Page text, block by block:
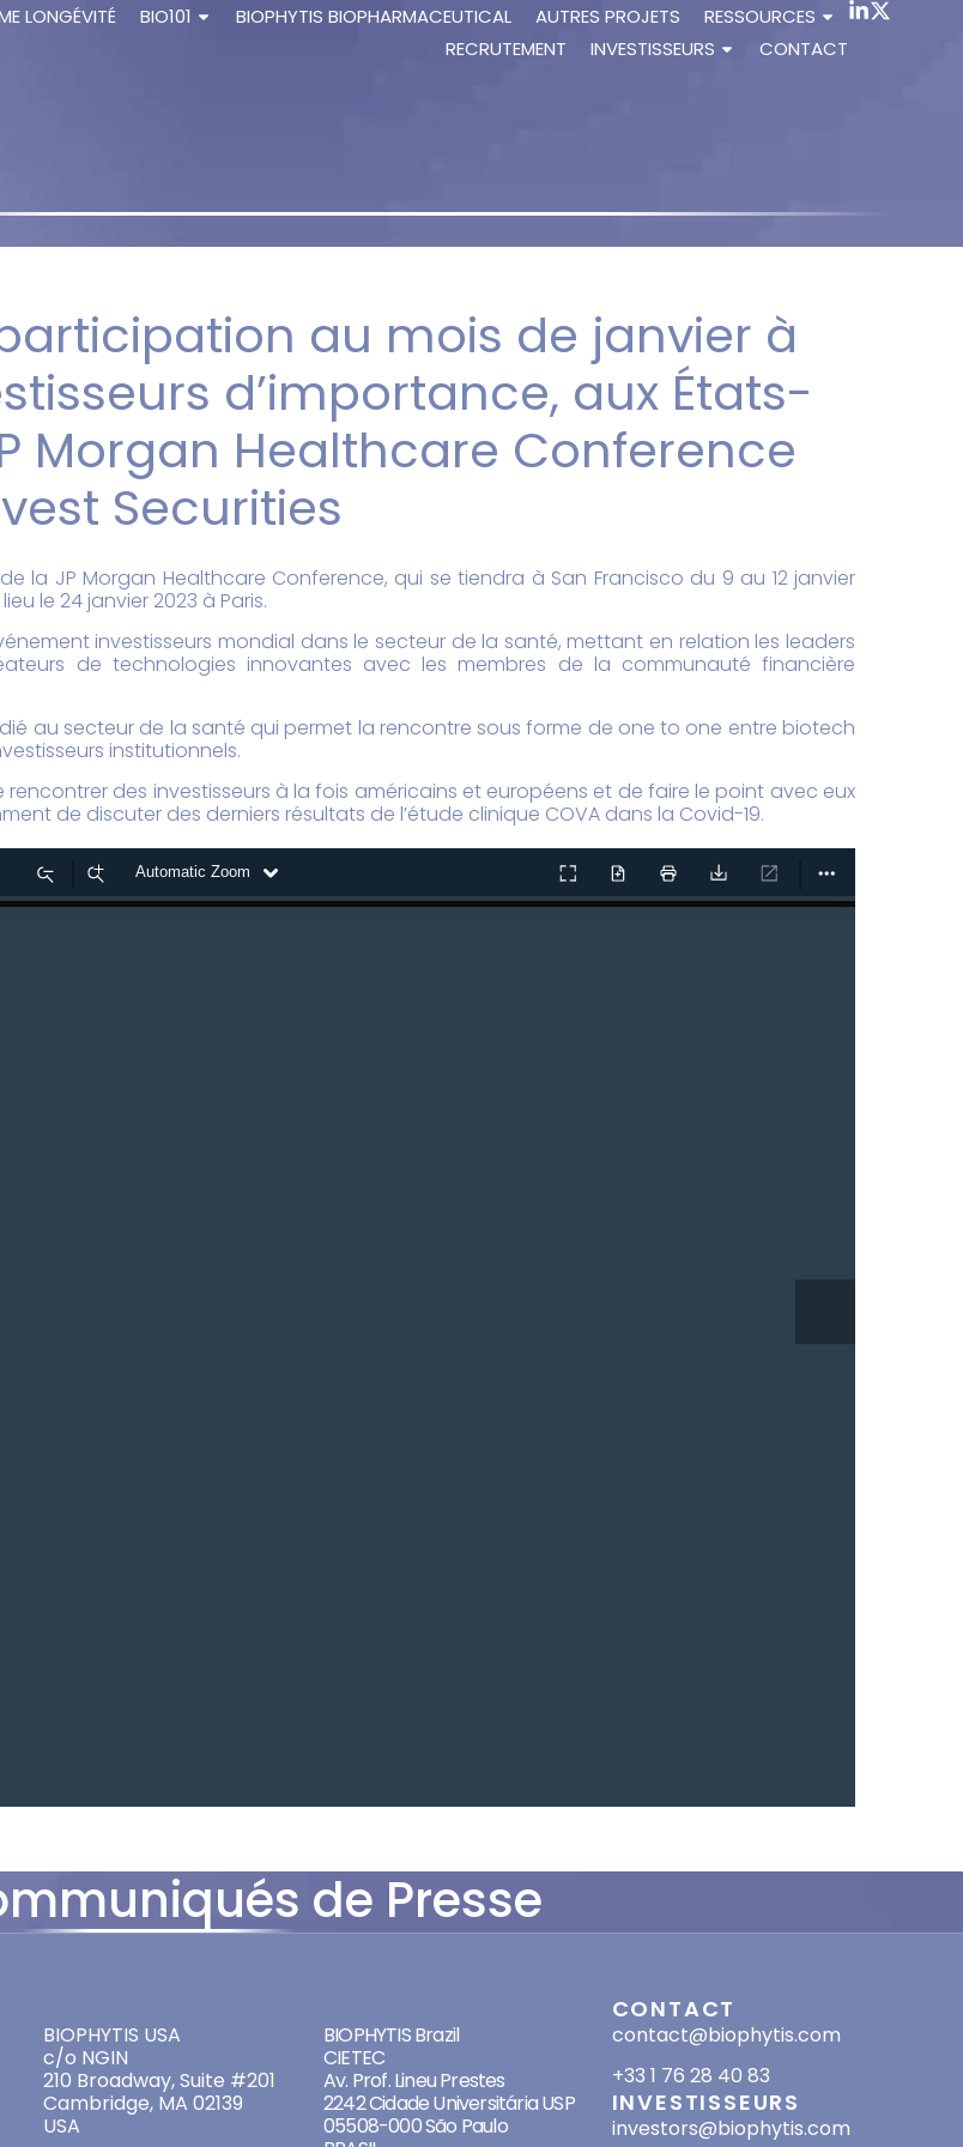
LONGÉVITÉ BIO101 BIOPHYTIS BIOPHARMACEUTICAL AUTRES PROJETS
RESSOURCES
RECRUTEMENT
INVESTISSEURS CONTACT
au mois de janvier à
d’importance, aux États-
Morgan Healthcare Conference
Securities
la JP Morgan Healthcare Conference, qui se tiendra à San Francisco du 9 au 12 janvier
le 24 janvier 2023 à Paris.
investisseurs mondial dans le secteur de la santé, mettant en relation les leaders
de technologies innovantes avec les membres de la communauté financière
au secteur de la santé qui permet la rencontre sous forme de one to one entre biotech
institutionnels.
des investisseurs à la fois américains et européens et de faire le point avec eux
de discuter des derniers résultats de l’étude clinique COVA dans la Covid-19.
de Presse
BIOPHYTIS USA
c/o NGIN
210 Broadway, Suite #201
Cambridge, MA 02139
USA
BIOPHYTIS Brazil
CIETEC
Av. Prof. Lineu Prestes
2242 Cidade Universitária USP
05508-000 São Paulo
CONTACT
contact@biophytis.com
+33 1 76 28 40 83
INVESTISSEURS
investors@biophytis.com